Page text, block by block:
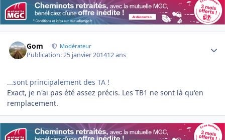
Gom Modérateur
Publication:25 janvier 201412 ans
...sont principalement des TA !
Exact, je n'ai pas été assez précis. Les TB1 ne sont là qu'en
remplacement.